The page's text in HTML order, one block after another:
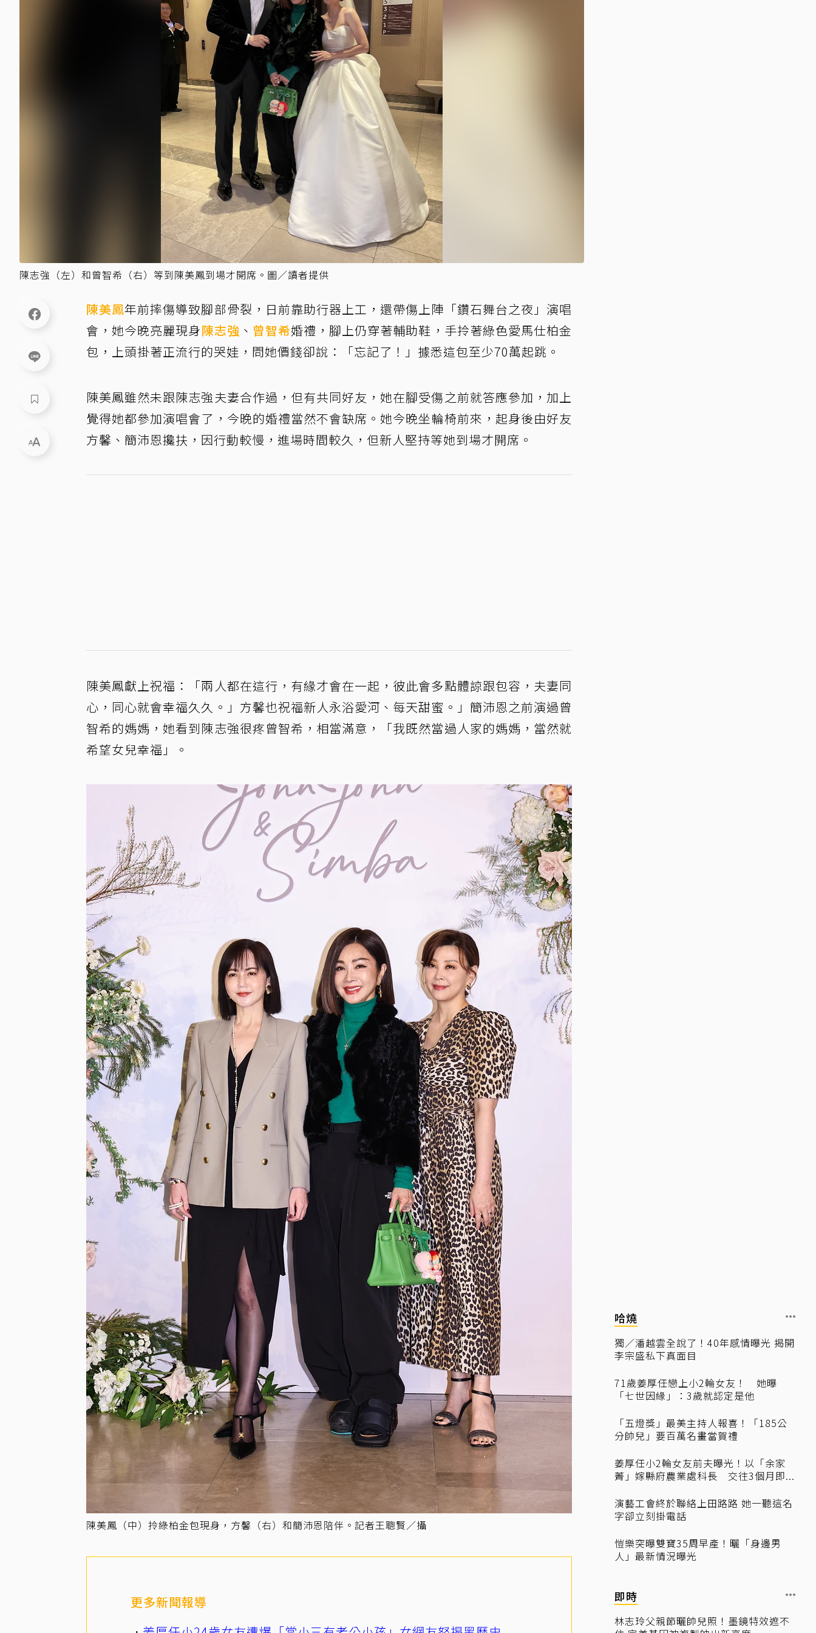
陳志強（左）和曾智希（右）等到陳美鳳到場才開席。圖／讀者提供
陳美鳳年前摔傷導致腳部骨裂，日前靠助行器上工，還帶傷上陣「鑽石舞台之夜」演唱
會，她今晚亮麗現身陳志強 、 曾智希婚禮，腳上仍穿著輔助鞋，手拎著綠色愛馬仕柏金
包，上頭掛著正流行的哭娃，問她價錢卻說：「忘記了！」據悉這包至少70萬起跳。
陳美鳳雖然未跟陳志強夫妻合作過，但有共同好友，她在腳受傷之前就答應參加，加上
覺得她都參加演唱會了，今晚的婚禮當然不會缺席。她今晚坐輪椅前來，起身後由好友
方馨、簡沛恩攙扶，因行動較慢，進場時間較久，但新人堅持等她到場才開席。
陳美鳳獻上祝福：「兩人都在這行，有緣才會在一起，彼此會多點體諒跟包容，夫妻同
心，同心就會幸福久久。」方馨也祝福新人永浴愛河、每天甜蜜。」簡沛恩之前演過曾
智希的媽媽，她看到陳志強很疼曾智希，相當滿意，「我既然當過人家的媽媽，當然就
希望女兒幸福」。
陳美鳳（中）拎綠柏金包現身，方馨（右）和簡沛恩陪伴。記者王聰賢／攝
更多新聞報導
哈燒
獨／潘越雲全說了！40年感情曝光 揭開
李宗盛私下真面目
71歲姜厚任戀上小2輪女友！ 她曝
「七世因緣」：3歲就認定是他
「五燈獎」最美主持人報喜！「185公
分帥兒」要百萬名畫當賀禮
姜厚任小2輪女友前夫曝光！以「余家
菁」嫁縣府農業處科長 交往3個月即...
演藝工會終於聯絡上田路路 她一聽這名
字卻立刻掛電話
愷樂突曝雙寶35周早產！曬「身邊男
人」最新情況曝光
即時
林志玲父親節曬帥兒照！墨鏡特效遮不